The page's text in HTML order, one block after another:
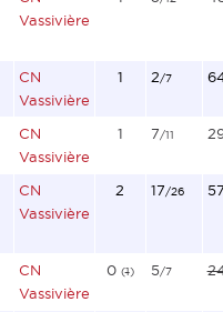
Vassivière
CN
Vassivière
1 2/7
CN
Vassivière
1 7/11
CN
Vassivière
2 17/26
CN
Vassivière
0 (1) 5/7